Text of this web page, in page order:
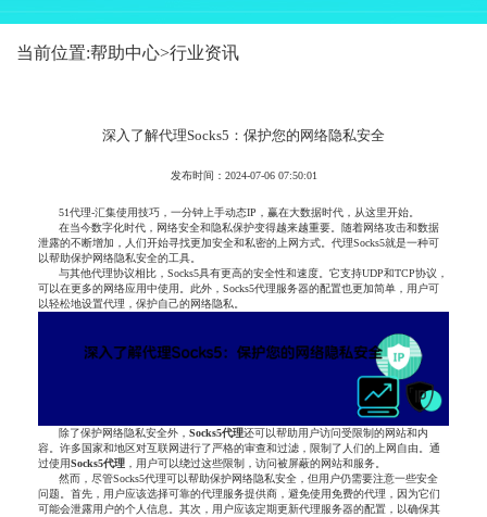
当前位置:帮助中心>行业资讯
深入了解代理Socks5：保护您的网络隐私安全
发布时间：2024-07-06 07:50:01
51代理-汇集使用技巧，一分钟上手动态IP，赢在大数据时代，从这里开始。
在当今数字化时代，网络安全和隐私保护变得越来越重要。随着网络攻击和数据
泄露的不断增加，人们开始寻找更加安全和私密的上网方式。代理Socks5就是一种可
以帮助保护网络隐私安全的工具。
与其他代理协议相比，Socks5具有更高的安全性和速度。它支持UDP和TCP协议，
可以在更多的网络应用中使用。此外，Socks5代理服务器的配置也更加简单，用户可
以轻松地设置代理，保护自己的网络隐私。
除了保护网络隐私安全外，Socks5代理还可以帮助用户访问受限制的网站和内
容。许多国家和地区对互联网进行了严格的审查和过滤，限制了人们的上网自由。通
过使用Socks5代理 ，用户可以绕过这些限制，访问被屏蔽的网站和服务。
然而，尽管Socks5代理可以帮助保护网络隐私安全，但用户仍需要注意一些安全
问题。首先，用户应该选择可靠的代理服务提供商，避免使用免费的代理，因为它们
可能会泄露用户的个人信息。其次，用户应该定期更新代理服务器的配置，以确保其